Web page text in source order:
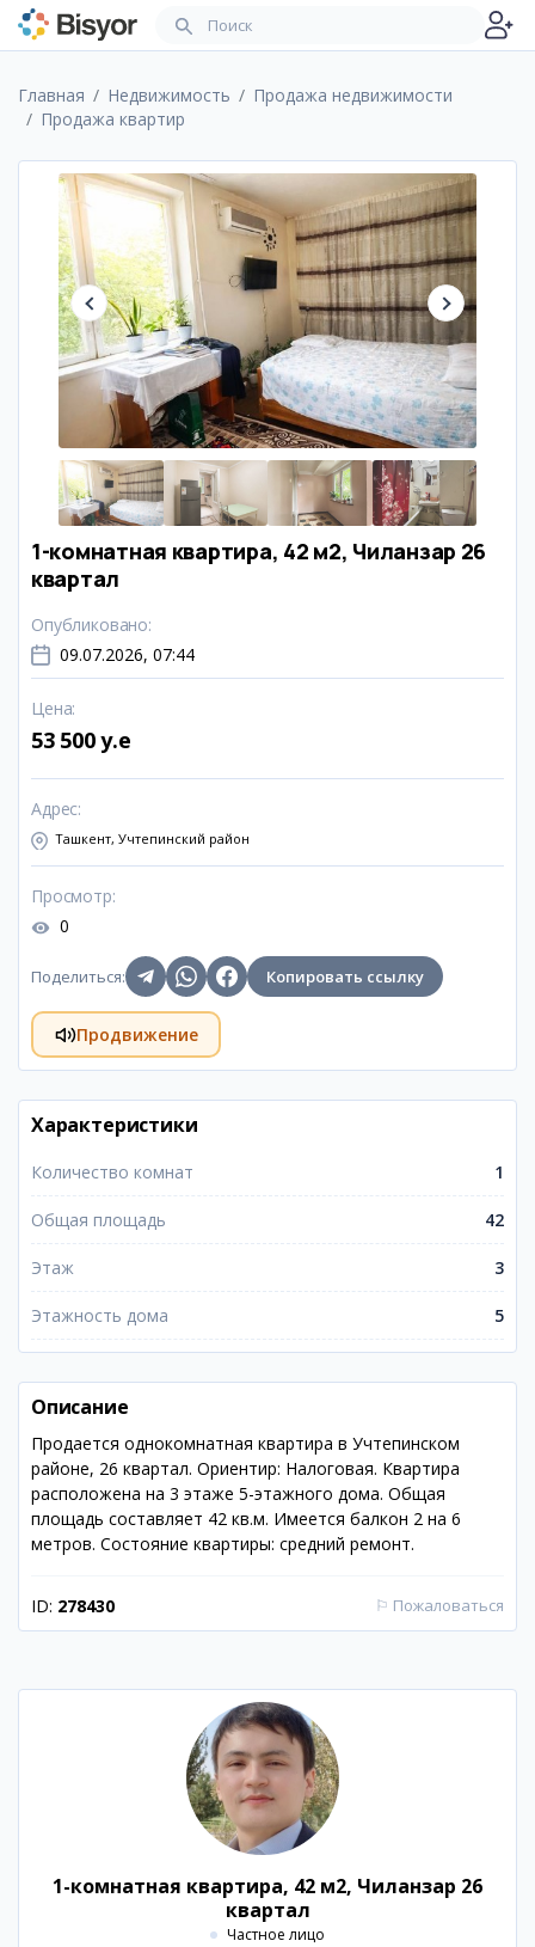
Главная Недвижимость
Продажа недвижимости
Продажа квартир
1-комнатная квартира, 42 м2, Чиланзар 26
квартал
Опубликовано:
09.07.2026, 07:44
Цена:
53 500 y.e
Адрес:
Ташкент, Учтепинский район
Просмотр:
0
Поделиться: Копировать ссылку
Продвижение
Характеристики
Количество комнат 1
Общая площадь 42
Этаж 3
Этажность дома 5
Описание
Продается однокомнатная квартира в Учтепинском
районе, 26 квартал. Ориентир: Налоговая. Квартира
расположена на 3 этаже 5-этажного дома. Общая
площадь составляет 42 кв.м. Имеется балкон 2 на 6
метров. Состояние квартиры: средний ремонт.
ID: 278430 ⚐ Пожаловаться
1-комнатная квартира, 42 м2, Чиланзар 26
квартал
Частное лицо